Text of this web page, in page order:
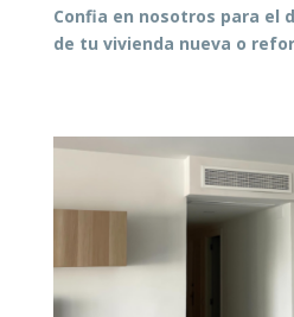
Confia en nosotros para el
de tu vivienda nueva o